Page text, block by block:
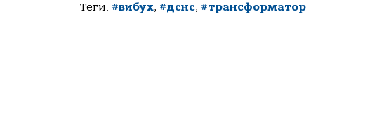
Теги: #вибух, #дснс, #трансформатор